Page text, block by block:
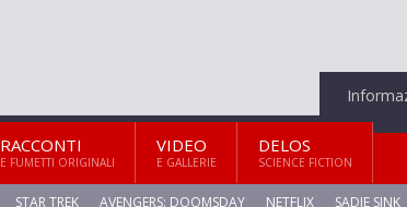
RACCONTI
E FUMETTI ORIGINALI
VIDEO
E GALLERIE
DELOS
SCIENCE FICTION
STAR TREK AVENGERS: DOOMSDAY NETFLIX SADIE SINK